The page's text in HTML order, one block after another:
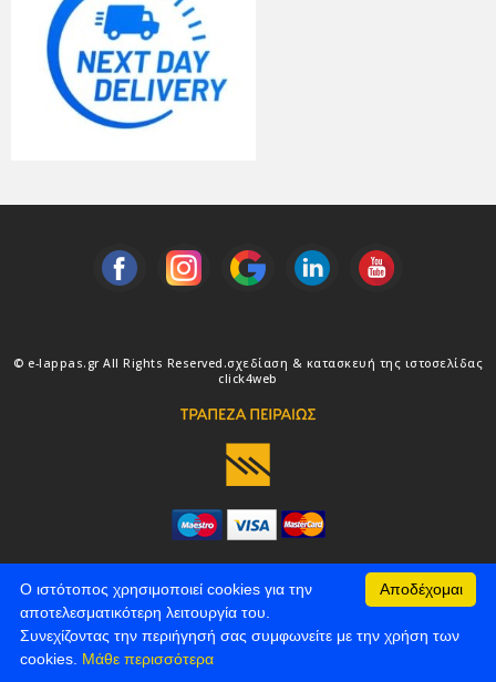
© e-lappas.gr All Rights Reserved.σχεδίαση & κατασκευή της ιστοσελίδας
click4web
Αποδέχομαι
Ο ιστότοπος χρησιμοποιεί cookies για την
αποτελεσματικότερη λειτουργία του.
Συνεχίζοντας την περιήγησή σας συμφωνείτε με την χρήση των
cookies. Μάθε περισσότερα